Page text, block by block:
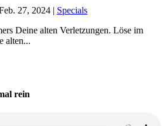
27, 2024 | Specials
Deine alten Verletzungen. Löse im
alten...
rein